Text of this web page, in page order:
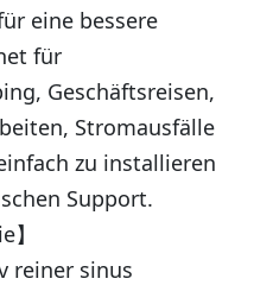
eine bessere
für
Geschäftsreisen,
Stromausfälle
zu installieren
Support.
reiner sinus